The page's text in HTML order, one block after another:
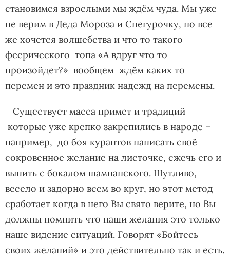
становимся взрослыми мы ждём чуда. Мы уже
не верим в Деда Мороза и Снегурочку, но все
же хочется волшебства и что то такого
феерического топа «А вдруг что то
произойдет?» вообщем ждём каких то
перемен и это праздник надежд на перемены.
Существует масса примет и традиций
которые уже крепко закрепились в народе –
например, до боя курантов написать своё
сокровенное желание на листочке, сжечь его и
выпить с бокалом шампанского. Шутливо,
весело и задорно всем во круг, но этот метод
сработает когда в него Вы свято верите, но Вы
должны помнить что наши желания это только
наше видение ситуаций. Говорят «Бойтесь
своих желаний» и это действительно так и есть.